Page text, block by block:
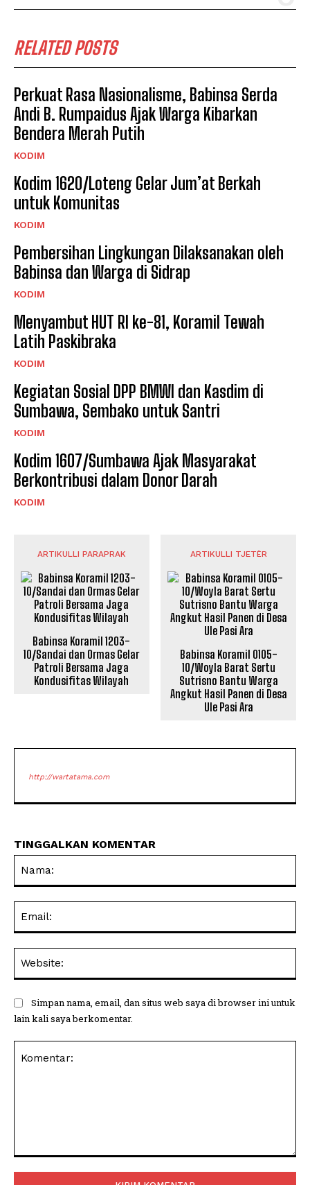
RELATED POSTS
Perkuat Rasa Nasionalisme, Babinsa Serda
Andi B. Rumpaidus Ajak Warga Kibarkan
Bendera Merah Putih
KODIM
Kodim 1620/Loteng Gelar Jum’at Berkah
untuk Komunitas
KODIM
Pembersihan Lingkungan Dilaksanakan oleh
Babinsa dan Warga di Sidrap
KODIM
Menyambut HUT RI ke-81, Koramil Tewah
Latih Paskibraka
KODIM
Kegiatan Sosial DPP BMWI dan Kasdim di
Sumbawa, Sembako untuk Santri
KODIM
Kodim 1607/Sumbawa Ajak Masyarakat
Berkontribusi dalam Donor Darah
KODIM
ARTIKULLI PARAPRAK
Babinsa Koramil 1203-
10/Sandai dan Ormas Gelar
Patroli Bersama Jaga
Kondusifitas Wilayah
ARTIKULLI TJETËR
‎Babinsa Koramil 0105-
10/Woyla Barat Sertu
Sutrisno Bantu Warga
Angkut Hasil Panen di Desa
Ule Pasi Ara
http://wartatama.com
TINGGALKAN KOMENTAR
Simpan nama, email, dan situs web saya di browser ini untuk
lain kali saya berkomentar.